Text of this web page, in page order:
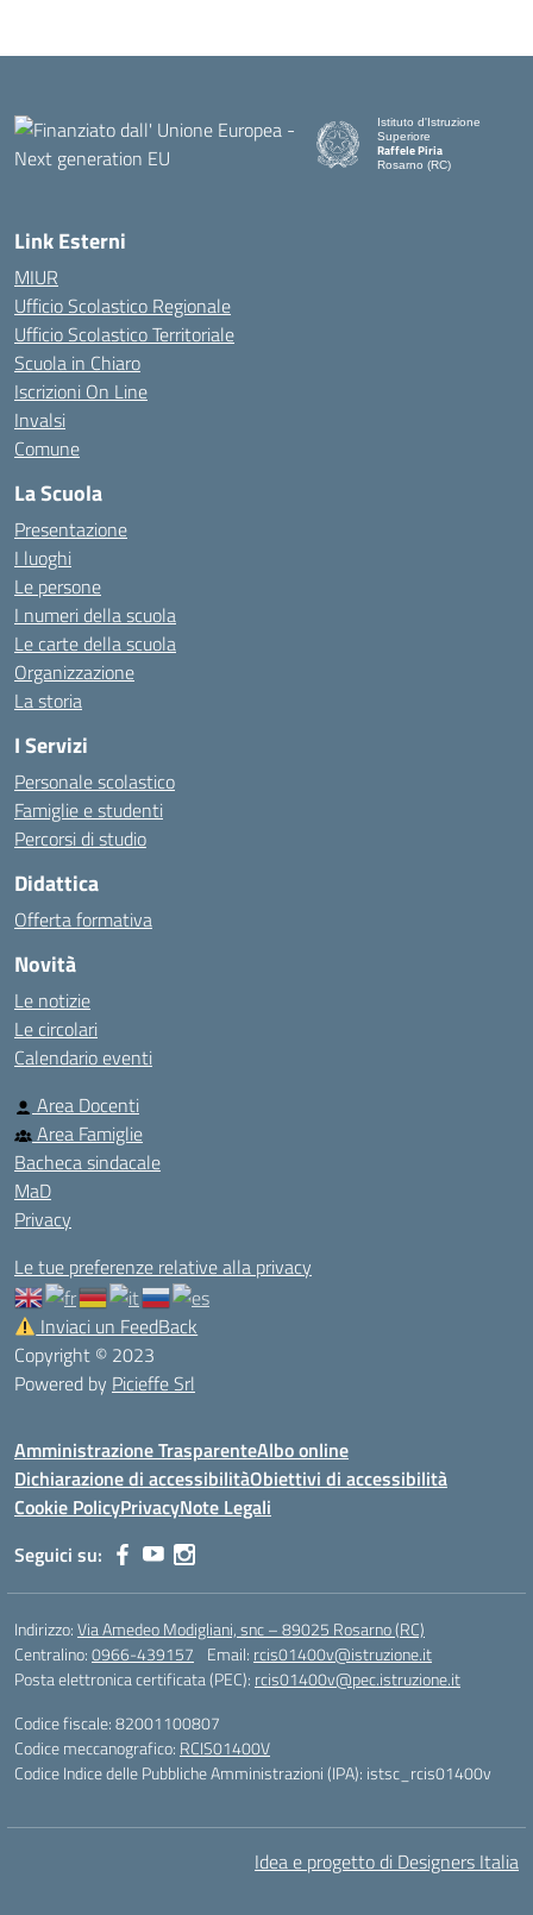
Istituto d'Istruzione
Superiore
Raffele Piria
Rosarno (RC)
Link Esterni
MIUR
Ufficio Scolastico Regionale
Ufficio Scolastico Territoriale
Scuola in Chiaro
Iscrizioni On Line
Invalsi
Comune
La Scuola
Presentazione
I luoghi
Le persone
I numeri della scuola
Le carte della scuola
Organizzazione
La storia
I Servizi
Personale scolastico
Famiglie e studenti
Percorsi di studio
Didattica
Offerta formativa
Novità
Le notizie
Le circolari
Calendario eventi
Area Docenti
Area Famiglie
Bacheca sindacale
MaD
Privacy
Le tue preferenze relative alla privacy
Inviaci un FeedBack
Copyright © 2023
Powered by Picieffe Srl
Amministrazione TrasparenteAlbo online
Dichiarazione di accessibilitàObiettivi di accessibilità
Cookie PolicyPrivacyNote Legali
Seguici su:
Indirizzo:Via Amedeo Modigliani, snc – 89025 Rosarno (RC)
Centralino:0966-439157 Email: rcis01400v@istruzione.it
Posta elettronica certificata (PEC): rcis01400v@pec.istruzione.it
Codice fiscale: 82001100807
Codice meccanografico: RCIS01400V
Codice Indice delle Pubbliche Amministrazioni (IPA): istsc_rcis01400v
Idea e progetto di Designers Italia